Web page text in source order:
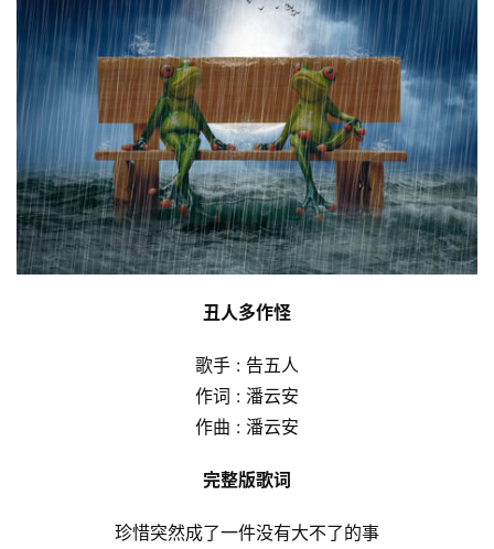
丑人多作怪
歌手 : 告五人
作词 : 潘云安
作曲 : 潘云安
完整版歌词
珍惜突然成了一件没有大不了的事